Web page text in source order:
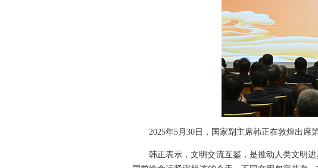
2025年5月30日，国家副主席韩正在敦煌出席
韩正表示，文明交流互鉴，是推动人类文明